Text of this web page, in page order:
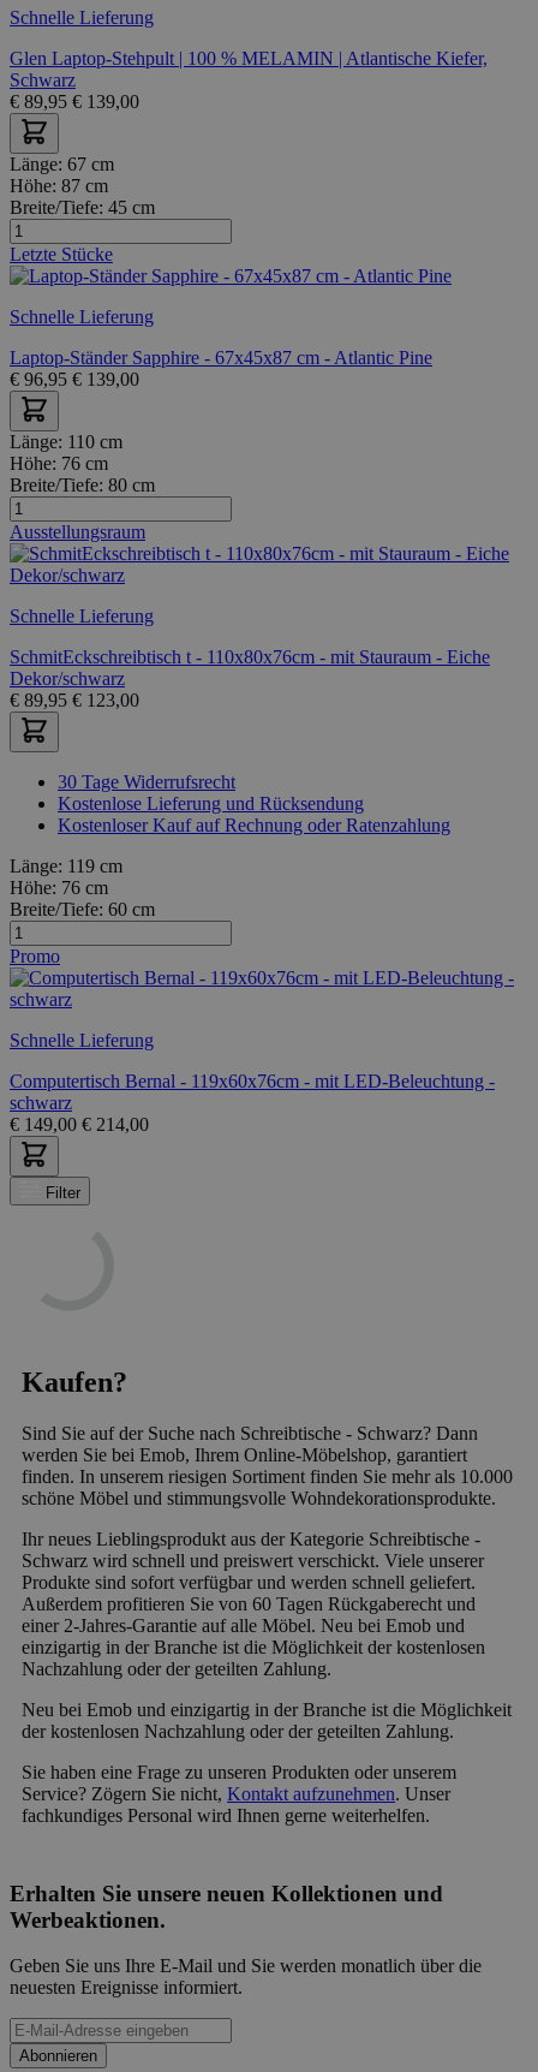
Schnelle Lieferung
Glen Laptop-Stehpult | 100 % MELAMIN | Atlantische Kiefer,
Schwarz
€ 89,95 € 139,00
Länge: 67 cm
Höhe: 87 cm
Breite/Tiefe: 45 cm
Letzte Stücke
Schnelle Lieferung
Laptop-Ständer Sapphire - 67x45x87 cm - Atlantic Pine
€ 96,95 € 139,00
Länge: 110 cm
Höhe: 76 cm
Breite/Tiefe: 80 cm
Ausstellungsraum
Schnelle Lieferung
SchmitEckschreibtisch t - 110x80x76cm - mit Stauraum - Eiche
Dekor/schwarz
€ 89,95 € 123,00
30 Tage Widerrufsrecht
Kostenlose Lieferung und Rücksendung
Kostenloser Kauf auf Rechnung oder Ratenzahlung
Länge: 119 cm
Höhe: 76 cm
Breite/Tiefe: 60 cm
Promo
Schnelle Lieferung
Computertisch Bernal - 119x60x76cm - mit LED-Beleuchtung -
schwarz
€ 149,00 € 214,00
Filter
Kaufen?
Sind Sie auf der Suche nach Schreibtische - Schwarz? Dann
werden Sie bei Emob, Ihrem Online-Möbelshop, garantiert
finden. In unserem riesigen Sortiment finden Sie mehr als 10.000
schöne Möbel und stimmungsvolle Wohndekorationsprodukte.
Ihr neues Lieblingsprodukt aus der Kategorie Schreibtische -
Schwarz wird schnell und preiswert verschickt. Viele unserer
Produkte sind sofort verfügbar und werden schnell geliefert.
Außerdem profitieren Sie von 60 Tagen Rückgaberecht und
einer 2-Jahres-Garantie auf alle Möbel. Neu bei Emob und
einzigartig in der Branche ist die Möglichkeit der kostenlosen
Nachzahlung oder der geteilten Zahlung.
Neu bei Emob und einzigartig in der Branche ist die Möglichkeit
der kostenlosen Nachzahlung oder der geteilten Zahlung.
Sie haben eine Frage zu unseren Produkten oder unserem
Service? Zögern Sie nicht, Kontakt aufzunehmen. Unser
fachkundiges Personal wird Ihnen gerne weiterhelfen.
Erhalten Sie unsere neuen Kollektionen und
Werbeaktionen.
Geben Sie uns Ihre E-Mail und Sie werden monatlich über die
neuesten Ereignisse informiert.
Abonnieren